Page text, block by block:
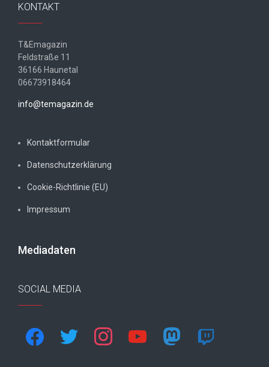
KONTAKT
T&Emagazin
Feldstraße 11
36166 Haunetal
06673918464
info@temagazin.de
Kontaktformular
Datenschutzerklärung
Cookie-Richtlinie (EU)
Impressum
Mediadaten
SOCIAL MEDIA
facebook twitter instagram youtube mastodon twitch